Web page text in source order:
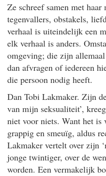
Ze schreef samen met
tegenvallers, obstakels,
verhaal is uiteindelijk een
elk verhaal is anders.
omgeving; die zijn
dan afvragen of iedereen
die persoon nodig heeft.
Dan Tobi Lakmaker. Zijn
van mijn seksualiteit’,
niet voor niets. Want het is
grappig en smeuïg, aldus
Lakmaker vertelt over zijn
jonge twintiger, over de
worden. Een vermakelijk